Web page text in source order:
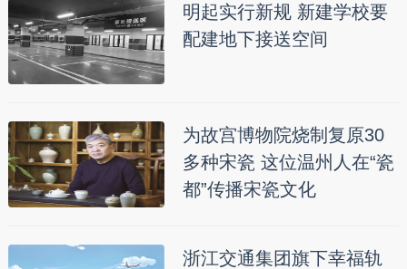
明起实行新规 新建学校要
配建地下接送空间
为故宫博物院烧制复原30
多种宋瓷 这位温州人在“瓷
都”传播宋瓷文化
浙江交通集团旗下幸福轨